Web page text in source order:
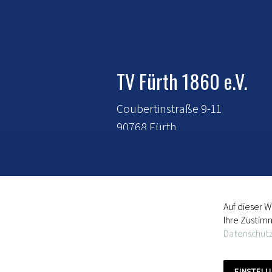
TV Fürth 1860 e.V.
Coubertinstraße 9-11
90768 Fürth
Tel.:0911 - 720 120
Auf dieser
Ihre